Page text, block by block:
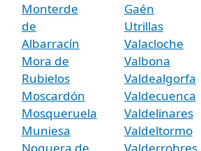
Monterde
de
Albarracín
Mora de
Rubielos
Moscardón
Mosqueruela
Muniesa
Noguera de
Gaén
Utrillas
Valacloche
Valbona
Valdealgorfa
Valdecuenca
Valdelinares
Valdeltormo
Valderrobres